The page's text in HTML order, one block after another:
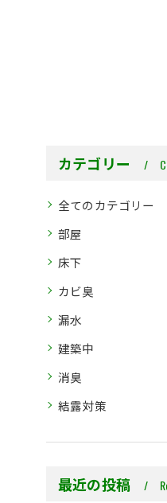
カテゴリー
全てのカテゴリー
部屋
床下
カビ臭
漏水
建築中
消臭
結露対策
最近の投稿